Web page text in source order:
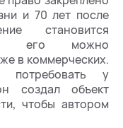
и 70 лет после
становится
его можно
в коммерческих.
потребовать у
создал объект
чтобы автором